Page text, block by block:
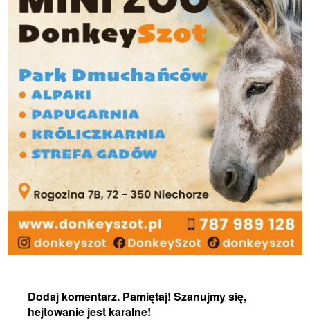
Dodaj komentarz. Pamiętaj! Szanujmy się,
hejtowanie jest karalne!